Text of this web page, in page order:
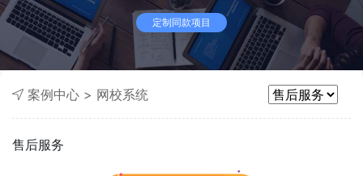
定制同款项目
案例中心 > 网校系统
售后服务